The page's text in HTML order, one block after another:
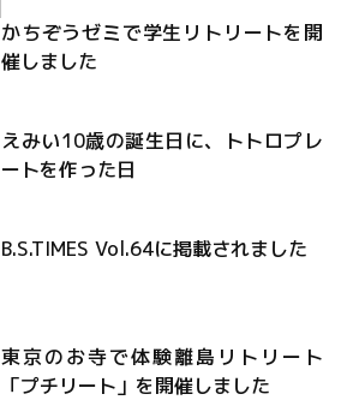
かちぞうゼミで学生リトリートを開
催しました
えみい10歳の誕生日に、トトロプレ
ートを作った日
B.S.TIMES Vol.64に掲載されました
東京のお寺で体験離島リトリート
「プチリート」を開催しました